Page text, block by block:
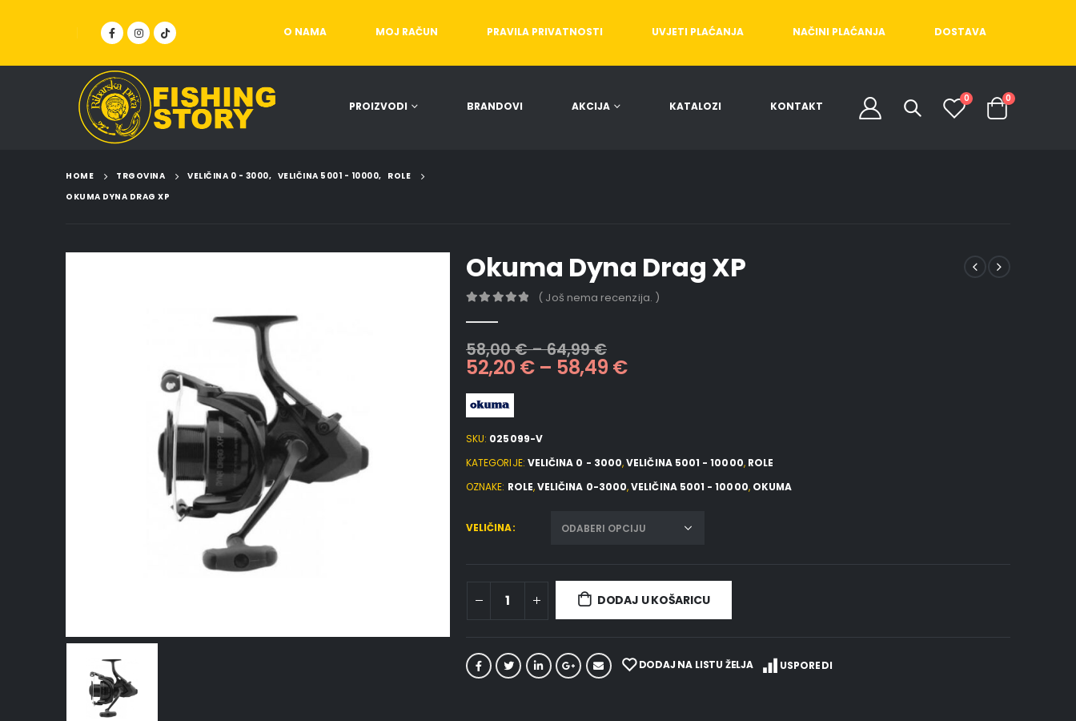
O NAMA MOJ RAČUN PRAVILA PRIVATNOSTI UVJETI PLAĆANJA NAČINI PLAĆANJA DOSTAVA
PROIZVODI BRANDOVI AKCIJA KATALOZI KONTAKT
0 0
HOME TRGOVINA VELIČINA 0 - 3000, VELIČINA 5001 - 10000, ROLE
OKUMA DYNA DRAG XP
Okuma Dyna Drag XP
( Još nema recenzija. )
58,00€–64,99€
52,20 €– 58,49 €
SKU: 025099-V
KATEGORIJE: VELIČINA 0 - 3000,VELIČINA 5001 - 10000, ROLE
OZNAKE: ROLE,VELIČINA 0-3000,VELIČINA 5001 - 10000, OKUMA
VELIČINA
DODAJ U KOŠARICU
DODAJ NA LISTU ŽELJA USPOREDI